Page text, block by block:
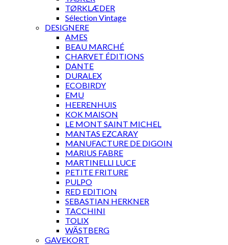
TØRKLÆDER
Sélection Vintage
DESIGNERE
AMES
BEAU MARCHÉ
CHARVET ÉDITIONS
DANTE
DURALEX
ECOBIRDY
EMU
HEERENHUIS
KOK MAISON
LE MONT SAINT MICHEL
MANTAS EZCARAY
MANUFACTURE DE DIGOIN
MARIUS FABRE
MARTINELLI LUCE
PETITE FRITURE
PULPO
RED EDITION
SEBASTIAN HERKNER
TACCHINI
TOLIX
WÄSTBERG
GAVEKORT